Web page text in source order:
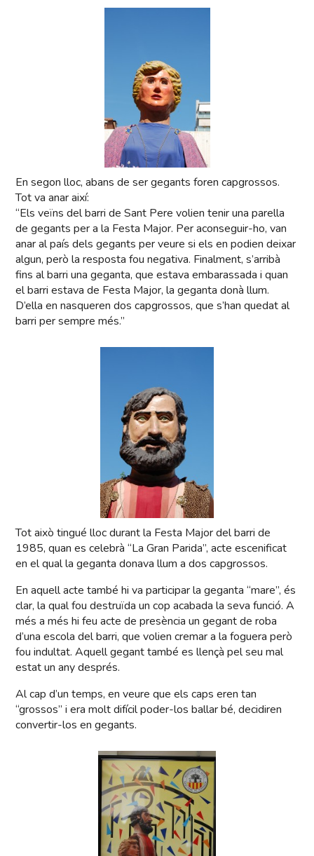
En segon lloc, abans de ser gegants foren capgrossos.
Tot va anar així:
“Els veïns del barri de Sant Pere volien tenir una parella
de gegants per a la Festa Major. Per aconseguir-ho, van
anar al país dels gegants per veure si els en podien deixar
algun, però la resposta fou negativa. Finalment, s’arribà
fins al barri una geganta, que estava embarassada i quan
el barri estava de Festa Major, la geganta donà llum.
D’ella en nasqueren dos capgrossos, que s’han quedat al
barri per sempre més.”
Tot això tingué lloc durant la Festa Major del barri de
1985, quan es celebrà “La Gran Parida”, acte escenificat
en el qual la geganta donava llum a dos capgrossos.
En aquell acte també hi va participar la geganta “mare”, és
clar, la qual fou destruïda un cop acabada la seva funció. A
més a més hi feu acte de presència un gegant de roba
d’una escola del barri, que volien cremar a la foguera però
fou indultat. Aquell gegant també es llençà pel seu mal
estat un any després.
Al cap d’un temps, en veure que els caps eren tan
“grossos” i era molt difícil poder-los ballar bé, decidiren
convertir-los en gegants.